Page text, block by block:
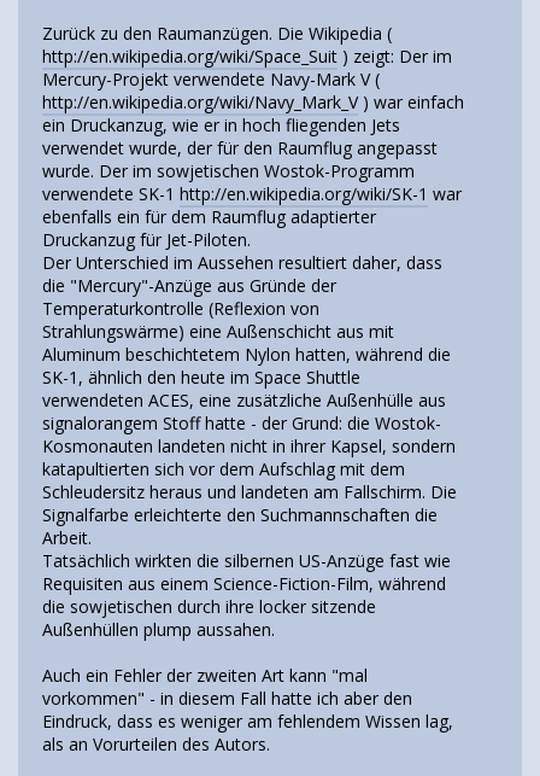
Zurück zu den Raumanzügen. Die Wikipedia (
http://en.wikipedia.org/wiki/Space_Suit ) zeigt: Der im
Mercury-Projekt verwendete Navy-Mark V (
http://en.wikipedia.org/wiki/Navy_Mark_V) war einfach
ein Druckanzug, wie er in hoch fliegenden Jets
verwendet wurde, der für den Raumflug angepasst
wurde. Der im sowjetischen Wostok-Programm
verwendete SK-1 http://en.wikipedia.org/wiki/SK-1 war
ebenfalls ein für dem Raumflug adaptierter
Druckanzug für Jet-Piloten.
Der Unterschied im Aussehen resultiert daher, dass
die "Mercury"-Anzüge aus Gründe der
Temperaturkontrolle (Reflexion von
Strahlungswärme) eine Außenschicht aus mit
Aluminum beschichtetem Nylon hatten, während die
SK-1, ähnlich den heute im Space Shuttle
verwendeten ACES, eine zusätzliche Außenhülle aus
signalorangem Stoff hatte - der Grund: die Wostok-
Kosmonauten landeten nicht in ihrer Kapsel, sondern
katapultierten sich vor dem Aufschlag mit dem
Schleudersitz heraus und landeten am Fallschirm. Die
Signalfarbe erleichterte den Suchmannschaften die
Arbeit.
Tatsächlich wirkten die silbernen US-Anzüge fast wie
Requisiten aus einem Science-Fiction-Film, während
die sowjetischen durch ihre locker sitzende
Außenhüllen plump aussahen.
Auch ein Fehler der zweiten Art kann "mal
vorkommen" - in diesem Fall hatte ich aber den
Eindruck, dass es weniger am fehlendem Wissen lag,
als an Vorurteilen des Autors.